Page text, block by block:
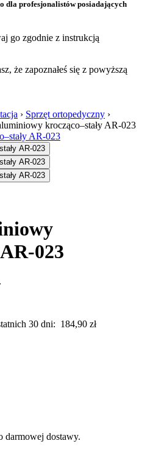
dla profesjonalistów posiadających
go zgodnie z instrukcją
że zapoznałeś się z powyższą
› Sprzęt ortopedyczny ›
krocząco–stały AR-023
023
30 dni: 184,90 zł
darmowej dostawy.